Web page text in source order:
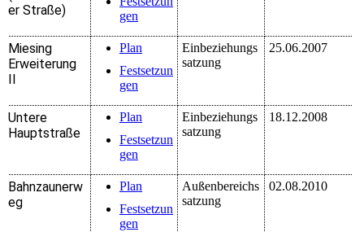
er Straße)
gen
Miesing
Erweiterung
Plan
Festsetzun
gen
Einbeziehungs
satzung
25.06.2007
Untere
Hauptstraße
Plan
Festsetzun
gen
Einbeziehungs
satzung
18.12.2008
Bahnzaunerw
eg
Plan
Festsetzun
gen
Außenbereichs
satzung
02.08.2010